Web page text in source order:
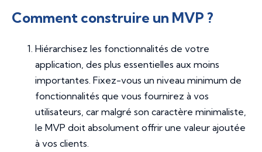
Comment construire un MVP ?
Hiérarchisez les fonctionnalités de votre
application, des plus essentielles aux moins
importantes. Fixez-vous un niveau minimum de
fonctionnalités que vous fournirez à vos
utilisateurs, car malgré son caractère minimaliste,
le MVP doit absolument offrir une valeur ajoutée
à vos clients.